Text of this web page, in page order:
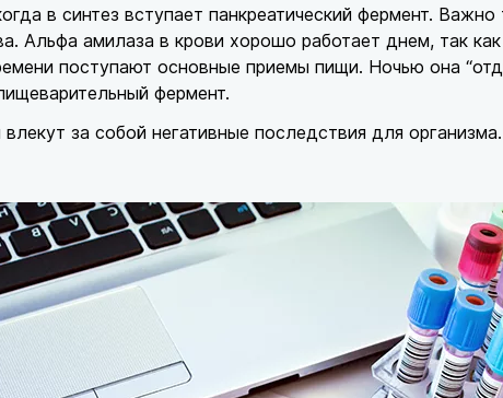
в синтез вступает панкреатический фермент.
Альфа амилаза в крови хорошо работает днем, так
поступают основные приемы пищи. Ночью она
фермент.
за собой негативные последствия для организма.